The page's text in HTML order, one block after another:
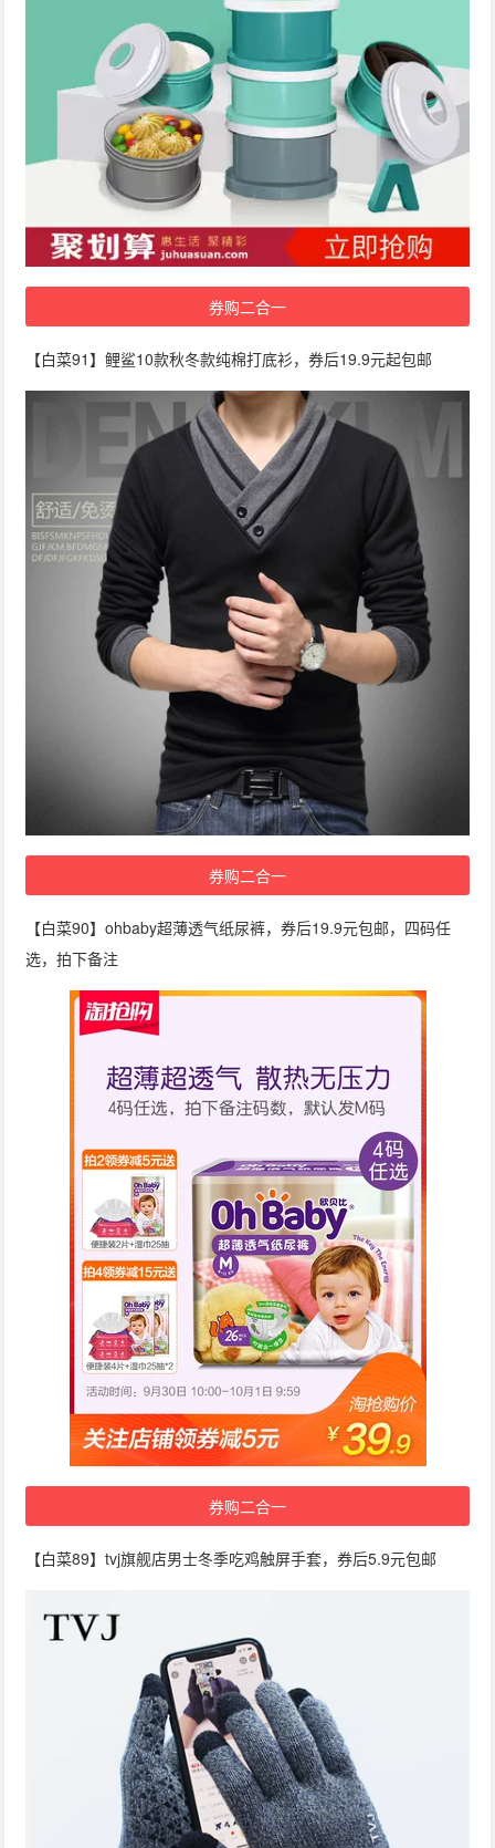
券购二合一
【白菜91】鲤鲨10款秋冬款纯棉打底衫，券后19.9元起包邮
券购二合一
【白菜90】ohbaby超薄透气纸尿裤，券后19.9元包邮，四码任
选，拍下备注
券购二合一
【白菜89】tvj旗舰店男士冬季吃鸡触屏手套，券后5.9元包邮